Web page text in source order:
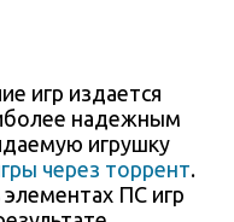
игр издается
надежным
игрушку
через торрент.
ПС игр